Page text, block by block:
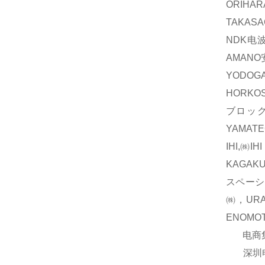
NDK电
AMANO
ブロッ
IHI,㈱
スペー
㈱，
电商集
深圳电